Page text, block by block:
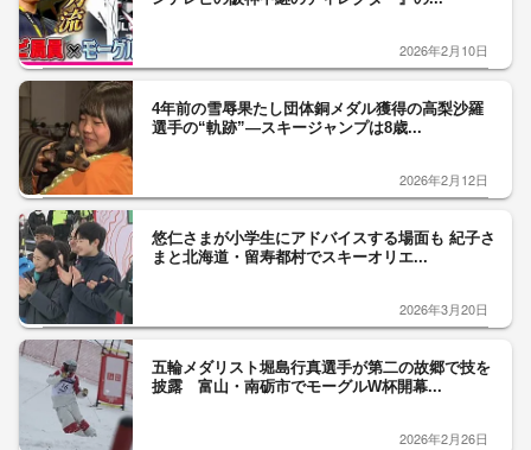
2026年2月10日
4年前の雪辱果たし団体銅メダル獲得の高梨沙羅
選手の“軌跡”―スキージャンプは8歳...
2026年2月12日
悠仁さまが小学生にアドバイスする場面も 紀子さ
まと北海道・留寿都村でスキーオリエ...
2026年3月20日
五輪メダリスト堀島行真選手が第二の故郷で技を
披露 富山・南砺市でモーグルW杯開幕...
2026年2月26日